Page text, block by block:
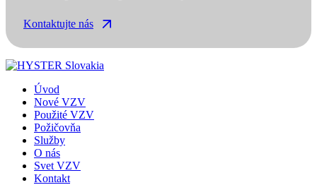
Kontaktujte nás
Úvod
Nové VZV
Použité VZV
Požičovňa
Služby
O nás
Svet VZV
Kontakt